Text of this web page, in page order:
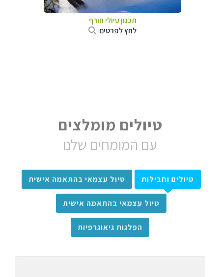
תכנון טיולי חורף
לחץ לפרטים
טיולים מומלצים
עם המומחים שלנו
טיולים וחבילות טיול עצמאי בהתאמה אישית
טיול עצמאי בהתאמה אישית
הפלגות גיאוגרפיות